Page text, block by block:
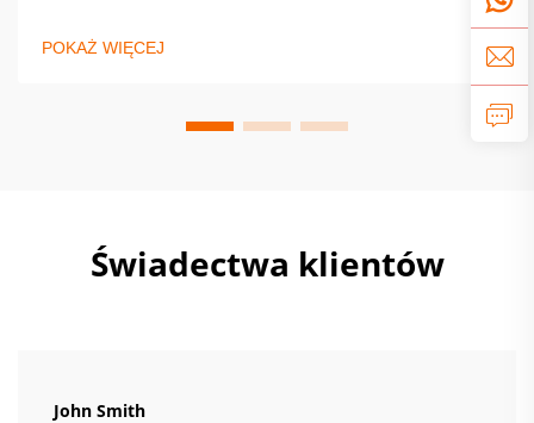
Spełniaj normy OSHA/NFPA, zmniejsz konserwację o 68% i
chron przedmioty o dużej wartości. Dowiedz się więcej.
POKAŻ WIĘCEJ
Świadectwa klientów
John Smith